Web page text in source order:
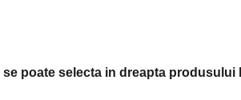
poate selecta in dreapta